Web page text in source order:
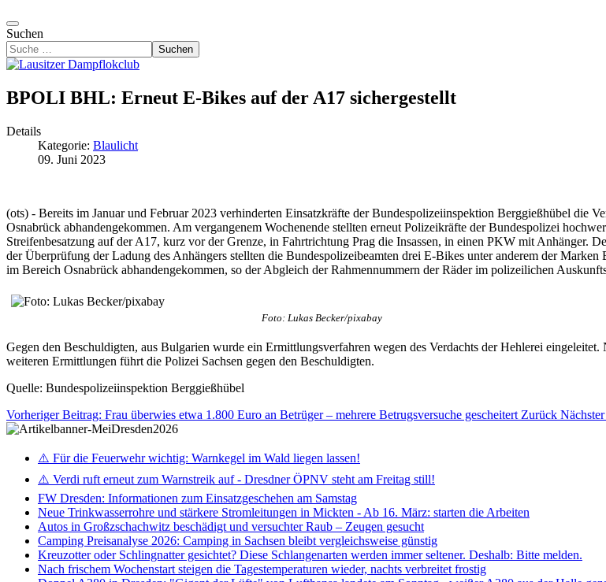
Suchen
Suchen
BPOLI BHL: Erneut E-Bikes auf der A17 sichergestellt
Details
Kategorie: Blaulicht
09. Juni 2023
(ots) - Bereits im Januar und Februar 2023 verhinderten Einsatzkräfte der Bundespolizeiinspektion Berggießhübel die
Osnabrück abhandengekommen. Am vergangenem Wochenende stellten erneut Polizeikräfte der Bundespolizei
Streifenbesatzung auf der A17, kurz vor der Grenze, in Fahrtrichtung Prag die Insassen, in einen PKW mit Anhänger.
der Überprüfung der Ladung des Anhängers stellten die Bundespolizeibeamten drei E-Bikes unter anderem der
im Bereich Osnabrück abhandengekommen, so der Abgleich der Rahmennummern der Räder im polizeilichen
Foto: Lukas Becker/pixabay
Gegen den Beschuldigten, aus Bulgarien wurde ein Ermittlungsverfahren wegen des Verdachts der Hehlerei
weiteren Ermittlungen führt die Polizei Sachsen gegen den Beschuldigten.
Quelle: Bundespolizeiinspektion Berggießhübel
Vorheriger Beitrag: Frau überwies etwa 1.800 Euro an Betrüger – mehrere Betrugsversuche gescheitert Zurück
⚠️ Für die Feuerwehr wichtig: Warnkegel im Wald liegen lassen!
⚠️ Verdi ruft erneut zum Warnstreik auf - Dresdner ÖPNV steht am Freitag still!
FW Dresden: Informationen zum Einsatzgeschehen am Samstag
Neue Trinkwasserrohre und stärkere Stromleitungen in Mickten - Ab 16. März: starten die Arbeiten
Autos in Großzschachwitz beschädigt und versuchter Raub – Zeugen gesucht
Camping Preisanalyse 2026: Camping in Sachsen bleibt vergleichsweise günstig
Kreuzotter oder Schlingnatter gesichtet? Diese Schlangenarten werden immer seltener. Deshalb: Bitte melden.
Nach frischem Wochenstart steigen die Tagestemperaturen wieder, nachts verbreitet frostig